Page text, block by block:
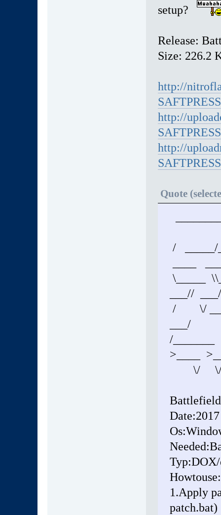
setup?
Release:
Size: 226.2
http://
http://
http://
Quote
/ _____/
\_____
___//
/ \/ __ \|
___/
/
>____
\/
1.Apply
patch.bat)